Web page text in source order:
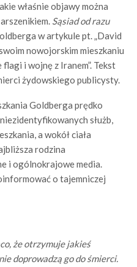
właśnie objawy można
Sąsiad od razu
w artykule pt. „David
nowojorskim mieszkaniu
i wojnę z Iranem”. Tekst
żydowskiego publicysty.
Goldberga prędko
służb,
a wokół ciała
rodzina
i ogólnokrajowe media.
o tajemniczej
że otrzymuje jakieś
doprowadzą go do śmierci.